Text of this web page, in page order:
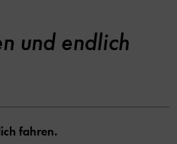
und endlich
fahren.